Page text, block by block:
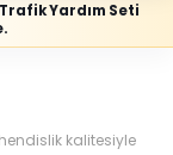
Yardım Seti
kalitesiyle